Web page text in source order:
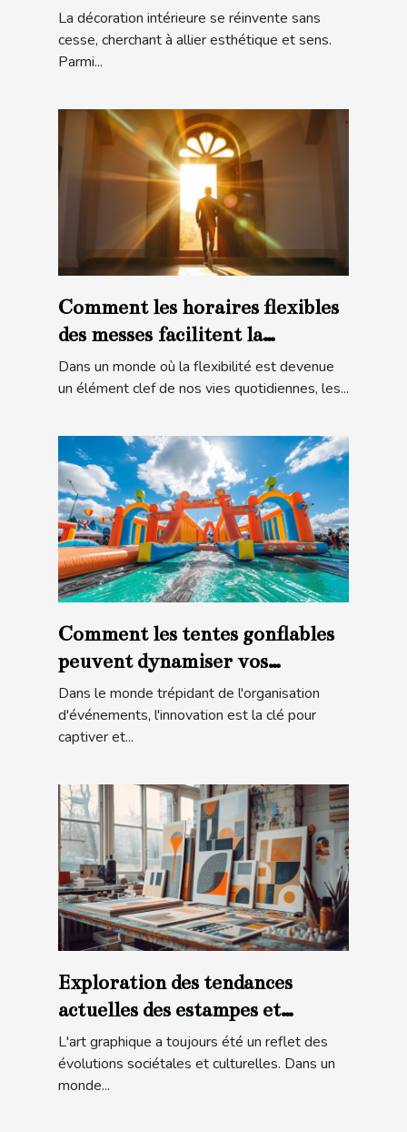
villes
La décoration intérieure se réinvente sans
cesse, cherchant à allier esthétique et sens.
Parmi...
Comment les horaires flexibles
des messes facilitent la
participation
Dans un monde où la flexibilité est devenue
un élément clef de nos vies quotidiennes, les...
Comment les tentes gonflables
peuvent dynamiser vos
événements
Dans le monde trépidant de l'organisation
d'événements, l'innovation est la clé pour
captiver et...
Exploration des tendances
actuelles des estampes et
lithographies modernes
L'art graphique a toujours été un reflet des
évolutions sociétales et culturelles. Dans un
monde...